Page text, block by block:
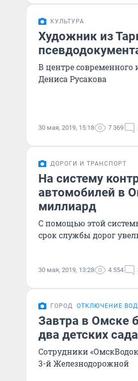
КУЛЬТУРА
Художник из
В центре современного
Дениса Русакова
30 мая, 2019, 15:18 7 369
ДОРОГИ И ТРАНСПОРТ
На систему
автомобилей в
миллиард
С помощью этой
срок службы дорог
30 мая, 2019, 13:28 4 554
ГОРОД ОТКЛЮЧЕНИЕ
Завтра в Омске
два детских сада
Сотрудники
3-й Железнодорожной